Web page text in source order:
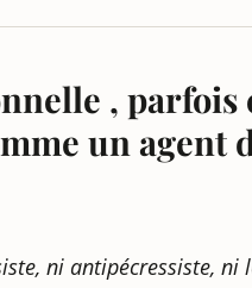
, parfois
un agent
ni antipécressiste, ni